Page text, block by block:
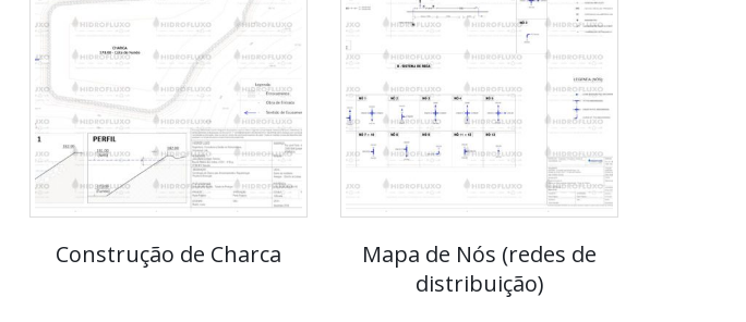
Construção de Charca
Mapa de Nós (redes de
distribuição)